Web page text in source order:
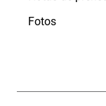
Fotos